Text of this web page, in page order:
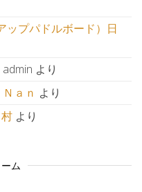
ップパドルボード）日
admin より
Ｎａｎ より
より
ム